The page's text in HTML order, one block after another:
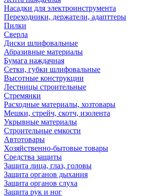
Насадки для электроинструмента
Переходники, держатели, адапттеры
Пилки
Сверла
Диски шлифовальные
Абразивные материалы
Бумага наждачная
Сетки, губки шлифовальные
Высотные конструкции
Лестницы строительные
Стремянки
Расходные материалы, хозтовары
Мешки, стрейч, скотч, изолента
Укрывные материалы
Строительные емкости
Автотовары
Хозяйственно-бытовые товары
Средства защиты
Защита лица, глаз, головы
Защита органов дыхания
Защита органов слуха
Защита рук и ног